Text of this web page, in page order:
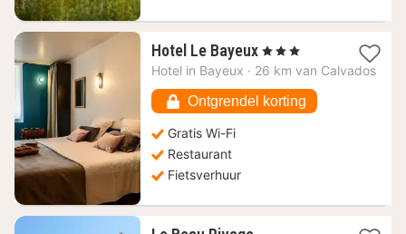
Hotel Le Bayeux 1
nacht
128,27
€
, 3 Sterren
Hotel in Bayeux · 26 km van Calvados
Ontgrendel korting
Gratis Wi-Fi
Restaurant
Fietsverhuur